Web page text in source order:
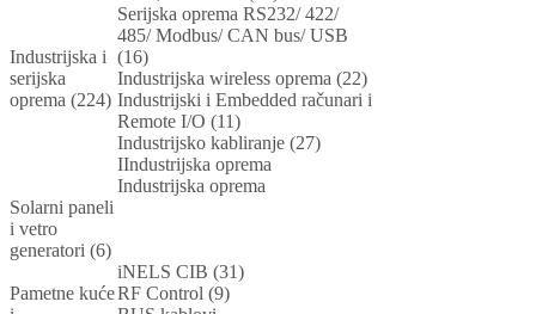
Industrijska i
serijska
oprema (224)
Serijska oprema RS232/ 422/
485/ Modbus/ CAN bus/ USB
(16)
Industrijska wireless oprema (22)
Industrijski i Embedded računari i
Remote I/O (11)
Industrijsko kabliranje (27)
IIndustrijska oprema
Industrijska oprema
Solarni paneli
i vetro
generatori (6)
Pametne kuće
iNELS CIB (31)
RF Control (9)